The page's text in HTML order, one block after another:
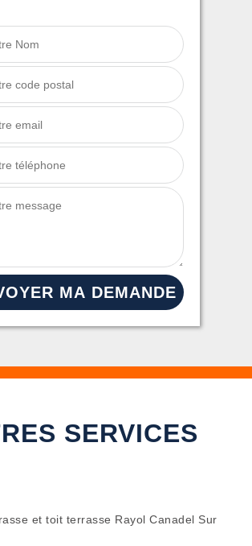
SERVICES
et toit terrasse Rayol Canadel Sur